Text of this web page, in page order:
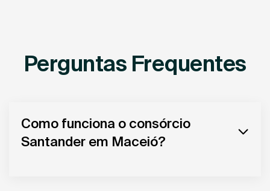
Perguntas Frequentes
Como funciona o consórcio
Santander em Maceió?